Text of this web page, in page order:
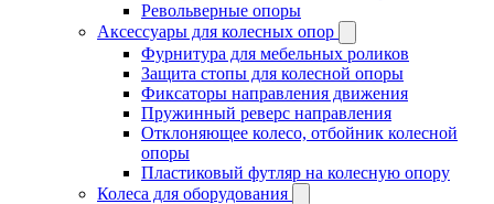
Револьверные опоры
Аксессуары для колесных опор
Фурнитура для мебельных роликов
Защита стопы для колесной опоры
Фиксаторы направления движения
Пружинный реверс направления
Отклоняющее колесо, отбойник колесной
опоры
Пластиковый футляр на колесную опору
Колеса для оборудования